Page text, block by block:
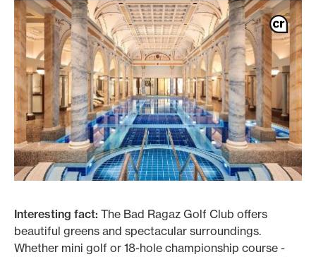
Interesting fact: The Bad Ragaz Golf Club offers
beautiful greens and spectacular surroundings.
Whether mini golf or 18-hole championship course -